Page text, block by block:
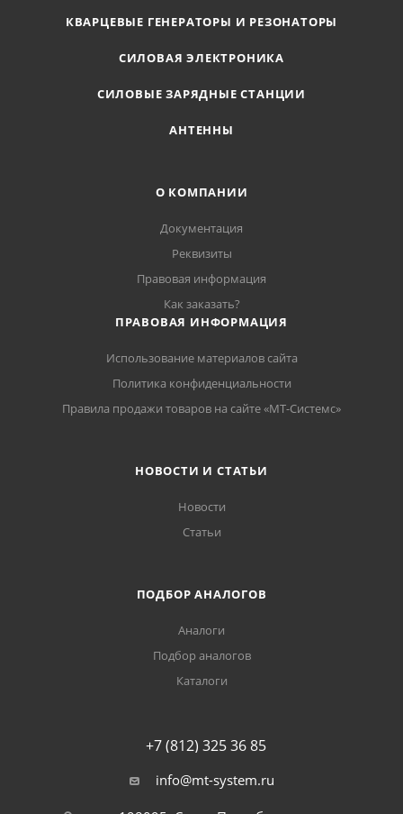
КВАРЦЕВЫЕ ГЕНЕРАТОРЫ И РЕЗОНАТОРЫ
СИЛОВАЯ ЭЛЕКТРОНИКА
СИЛОВЫЕ ЗАРЯДНЫЕ СТАНЦИИ
АНТЕННЫ
О КОМПАНИИ
Документация
Реквизиты
Правовая информация
Как заказать?
ПРАВОВАЯ ИНФОРМАЦИЯ
Использование материалов сайта
Политика конфиденциальности
Правила продажи товаров на сайте «МТ-Системс»
НОВОСТИ И СТАТЬИ
Новости
Статьи
ПОДБОР АНАЛОГОВ
Аналоги
Подбор аналогов
Каталоги
+7 (812) 325 36 85
info@mt-system.ru